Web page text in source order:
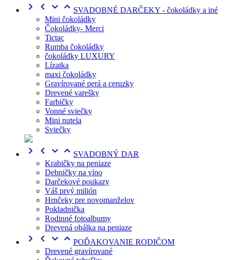
    SVADOBNÉ DARČEKY - čokoládky a iné
Mini čokoládky
Čokoládky- Merci
Tictac
Rumba čokoládky
čokoládky LUXURY
Lízatka
maxi čokoládky
Gravírované perá a ceruzky
Drevené varešky
Farbičky
Vonné sviečky
Mini nutela
Sviečky
    SVADOBNÝ DAR
Krabičky na peniaze
Debničky na víno
Darčekové poukazy
Váš prvý milión
Hrnčeky pre novomanželov
Pokladnička
Rodinné fotoalbumy
Drevená obálka na peniaze
    POĎAKOVANIE RODIČOM
Drevené gravírované